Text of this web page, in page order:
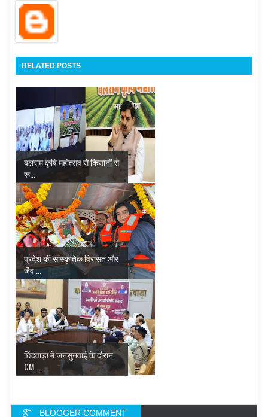
RELATED POSTS
बलराम कृषि महोत्सव से किसानों से
रू...
प्रदेश की सांस्कृतिक विरासत और
जैव ...
छिंदवाड़ा में जनसुनवाई के दौरान
CM ...
BLOGGER COMMENT